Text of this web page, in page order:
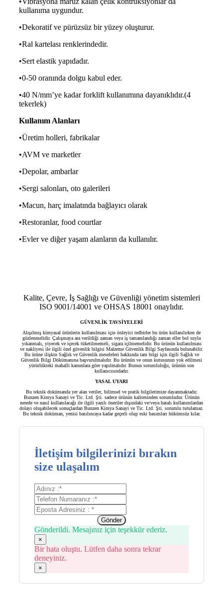
kullanıma uygundur.
•Dekoratif ve pürüzsüz bir yüzey oluşturur.
•Ral kartelası renklerindedir.
•Sert elastik yapıdadır.
•0-50 oranında dolgu kabul eder.
•40 N/mm’ye kadar forklift kullanımına dayanıklıdır.(4
tekerlek)
Kullanım Alanları
•Üretim holleri, fabrikalar
•AVM ve marketler
•Depolar, ambarlar
•Sergi salonları, oto galerileri
•Macun, harç imalatında bağlayıcı olarak
•Restoranlar, food courtlar
•Evler ve diğer yaşam alanların da kullanılır.
Kalite, Çevre, İş Sağlığı ve Güvenliği yönetim sistemleri
ISO 9001/14001 ve OHSAS 18001 onaylıdır.
GÜVENLİK TAVSİYELERİ
Alışılmış kimyasal ürünlerin kullanılması için önleyici tedbirler bu ürün kullanılırken de
gözlenmelidir. Çalışmaya ara verildiği zaman veya iş tamamlandığı zaman eller bol suyla
yıkanmalı, yiyecek ve içecek tüketilmemeli, sigara içilmemelidir. Bu ürünün kullanılması
ve nakliyesi ile ilgili özel güvenlik bilgisi Malzeme Güvenlik Bilgi Sayfasında bulunabilir.
Bu ürüne ilişkin Sağlık ve Güvenlik meseleleri hakkında tam bilgi için ilgili Sağlık ve
Güvenlik Bilgi Dökümanına başvurulmalıdır. Bu ürünün ve onun kutusunun yok edilmesi
yürürlükteki mahalli kanunlara göre yapılmalıdır. Bunun sorumluluğu, ürünün son
kullanıcısındadır.
YASAL UYARI
Bu teknik dokümanda yer alan veriler, bilimsel ve pratik bilgilerimize dayanmaktadır.
Bunzen Kimya Sanayi ve Tic. Ltd. Şti. sadece ürünün kalitesinden sorumludur. Ürünün
nerede ve nasıl kullanılacağı ile ilgili yazılı öneriler dışındaki ve/veya hatalı kullanımlardan
dolayı oluşabilecek sonuçlardan Bunzen Kimya Sanayi ve Tic. Ltd. Şti. sorumlu tutulamaz.
Bu teknik doküman, yenisi basılıncaya kadar geçerli olup eski basımları hükümsüz kılar.
İletişim bilgilerinizi bırakın
size ulaşalım
Gönder
Gönderildi. Mesajınız için teşekkür ederiz.
×
Bir hata oluştu. Lütfen daha sonra tekrar
deneyiniz.
×